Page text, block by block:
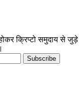
क्रिप्टो समुदाय से
Subscribe